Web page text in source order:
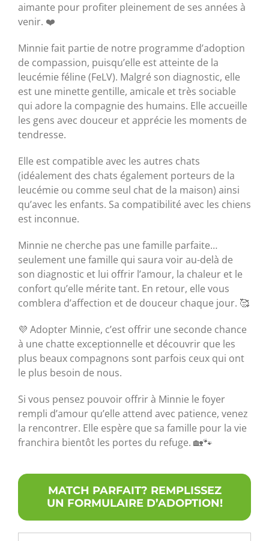
aimante pour profiter pleinement de ses années à
venir. ❤️
Minnie fait partie de notre programme d’adoption
de compassion, puisqu’elle est atteinte de la
leucémie féline (FeLV). Malgré son diagnostic, elle
est une minette gentille, amicale et très sociable
qui adore la compagnie des humains. Elle accueille
les gens avec douceur et apprécie les moments de
tendresse.
Elle est compatible avec les autres chats
(idéalement des chats également porteurs de la
leucémie ou comme seul chat de la maison) ainsi
qu’avec les enfants. Sa compatibilité avec les chiens
est inconnue.
Minnie ne cherche pas une famille parfaite…
seulement une famille qui saura voir au-delà de
son diagnostic et lui offrir l’amour, la chaleur et le
confort qu’elle mérite tant. En retour, elle vous
comblera d’affection et de douceur chaque jour. 🥰
💜 Adopter Minnie, c’est offrir une seconde chance
à une chatte exceptionnelle et découvrir que les
plus beaux compagnons sont parfois ceux qui ont
le plus besoin de nous.
Si vous pensez pouvoir offrir à Minnie le foyer
rempli d’amour qu’elle attend avec patience, venez
la rencontrer. Elle espère que sa famille pour la vie
franchira bientôt les portes du refuge. 🏡🐾
MATCH PARFAIT? REMPLISSEZ
UN FORMULAIRE D’ADOPTION!